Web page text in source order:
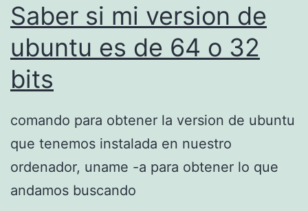
Saber si mi version de
ubuntu es de 64 o 32
bits
comando para obtener la version de ubuntu
que tenemos instalada en nuestro
ordenador, uname -a para obtener lo que
andamos buscando